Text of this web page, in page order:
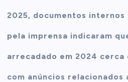
2025, documentos internos
pela imprensa indicaram
arrecadado em 2024 cerca
com anúncios